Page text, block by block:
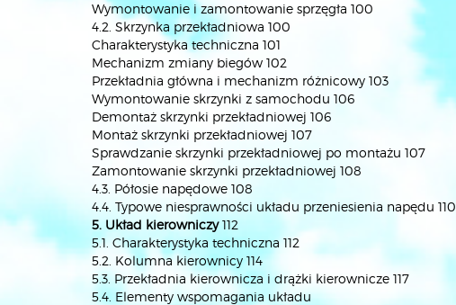
Wymontowanie i zamontowanie sprzęgła 100
4.2. Skrzynka przekładniowa 100
Charakterystyka techniczna 101
Mechanizm zmiany biegów 102
Przekładnia główna i mechanizm różnicowy 103
Wymontowanie skrzynki z samochodu 106
Demontaż skrzynki przekładniowej 106
Montaż skrzynki przekładniowej 107
Sprawdzanie skrzynki przekładniowej po montażu 107
Zamontowanie skrzynki przekładniowej 108
4.3. Półosie napędowe 108
4.4. Typowe niesprawności układu przeniesienia napędu 110
5. Układ kierowniczy112
5.1. Charakterystyka techniczna 112
5.2. Kolumna kierownicy 114
5.3. Przekładnia kierownicza i drążki kierownicze 117
5.4. Elementy wspomagania układu